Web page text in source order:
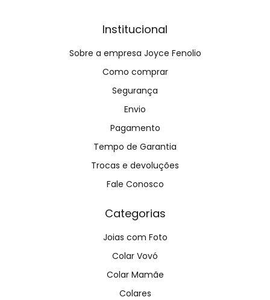
Institucional
Sobre a empresa Joyce Fenolio
Como comprar
Segurança
Envio
Pagamento
Tempo de Garantia
Trocas e devoluções
Fale Conosco
Categorias
Joias com Foto
Colar Vovó
Colar Mamãe
Colares